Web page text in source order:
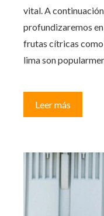
vital. A
profundizaremos
frutas cítricas como
lima son
Leer más